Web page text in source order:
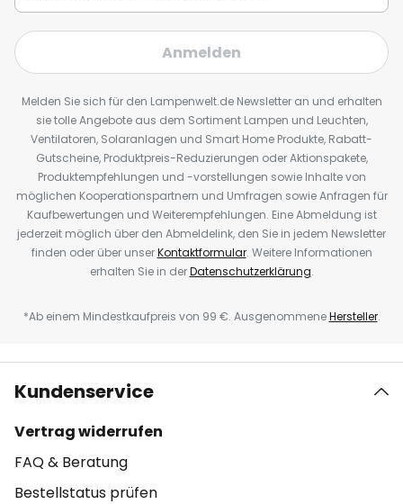
Anmelden
Melden Sie sich für den Lampenwelt.de Newsletter an und erhalten
sie tolle Angebote aus dem Sortiment Lampen und Leuchten,
Ventilatoren, Solaranlagen und Smart Home Produkte, Rabatt-
Gutscheine, Produktpreis-Reduzierungen oder Aktionspakete,
Produktempfehlungen und -vorstellungen sowie Inhalte von
möglichen Kooperationspartnern und Umfragen sowie Anfragen für
Kaufbewertungen und Weiterempfehlungen. Eine Abmeldung ist
jederzeit möglich über den Abmeldelink, den Sie in jedem Newsletter
finden oder über unserKontaktformular. Weitere Informationen
erhalten Sie in derDatenschutzerklärung.
*Ab einem Mindestkaufpreis von 99 €. AusgenommeneHersteller.
Kundenservice
Vertrag widerrufen
FAQ & Beratung
Bestellstatus prüfen